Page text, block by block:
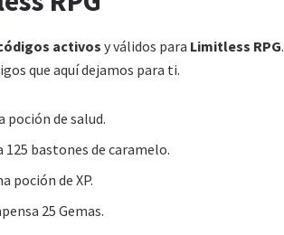
activosy válidos para Limitless RPG.
que aquí dejamos para ti.
poción de salud.
bastones de caramelo.
poción de XP.
25 Gemas.